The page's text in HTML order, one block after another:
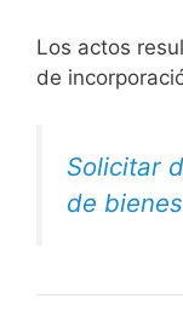
Los actos
de
Solicitar
de